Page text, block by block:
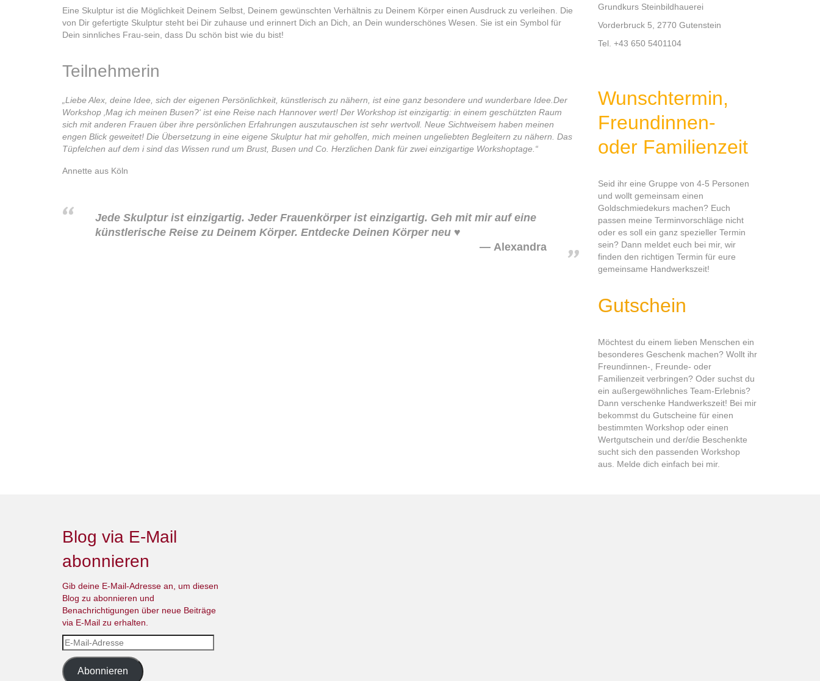
Eine Skulptur ist die Möglichkeit Deinem Selbst, Deinem gewünschten Verhältnis zu Deinem Körper einen Ausdruck zu verleihen. Die
von Dir gefertigte Skulptur steht bei Dir zuhause und erinnert Dich an Dich, an Dein wunderschönes Wesen. Sie ist ein Symbol für
Dein sinnliches Frau-sein, dass Du schön bist wie du bist!
Teilnehmerin
„Liebe Alex, deine Idee, sich der eigenen Persönlichkeit, künstlerisch zu nähern, ist eine ganz besondere und wunderbare Idee. Der
Workshop ‚Mag ich meinen Busen?‘ ist eine Reise nach Hannover wert! Der Workshop ist einzigartig: in einem geschützten Raum
sich mit anderen Frauen über ihre persönlichen Erfahrungen auszutauschen ist sehr wertvoll. Neue Sichtweisem haben meinen
engen Blick geweitet! Die Übersetzung in eine eigene Skulptur hat mir geholfen, mich meinen ungeliebten Begleitern zu nähern. Das
Tüpfelchen auf dem i sind das Wissen rund um Brust, Busen und Co. Herzlichen Dank für zwei einzigartige Workshoptage.“
Annette aus Köln
Jede Skulptur ist einzigartig. Jeder Frauenkörper ist einzigartig. Geh mit mir auf eine
künstlerische Reise zu Deinem Körper. Entdecke Deinen Körper neu ♥
Alexandra
Grundkurs Steinbildhauerei
Vorderbruck 5, 2770 Gutenstein
Tel. +43 650 5401104
Wunschtermin,
Freundinnen-
oder Familienzeit
Seid ihr eine Gruppe von 4-5 Personen
und wollt gemeinsam einen
Goldschmiedekurs machen? Euch
passen meine Terminvorschläge nicht
oder es soll ein ganz spezieller Termin
sein? Dann meldet euch bei mir, wir
finden den richtigen Termin für eure
gemeinsame Handwerkszeit!
Gutschein
Möchtest du einem lieben Menschen ein
besonderes Geschenk machen? Wollt ihr
Freundinnen-, Freunde- oder
Familienzeit verbringen? Oder suchst du
ein außergewöhnliches Team-Erlebnis?
Dann verschenke Handwerkszeit! Bei mir
bekommst du Gutscheine für einen
bestimmten Workshop oder einen
Wertgutschein und der/die Beschenkte
sucht sich den passenden Workshop
aus. Melde dich einfach bei mir.
Blog via E-Mail
abonnieren
Gib deine E-Mail-Adresse an, um diesen
Blog zu abonnieren und
Benachrichtigungen über neue Beiträge
via E-Mail zu erhalten.
E-
Mail-
Adresse
Abonnieren